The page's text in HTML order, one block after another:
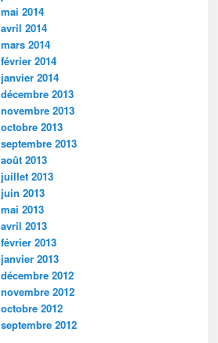
mai 2014
avril 2014
mars 2014
février 2014
janvier 2014
décembre 2013
novembre 2013
octobre 2013
septembre 2013
août 2013
juillet 2013
juin 2013
mai 2013
avril 2013
février 2013
janvier 2013
décembre 2012
novembre 2012
octobre 2012
septembre 2012